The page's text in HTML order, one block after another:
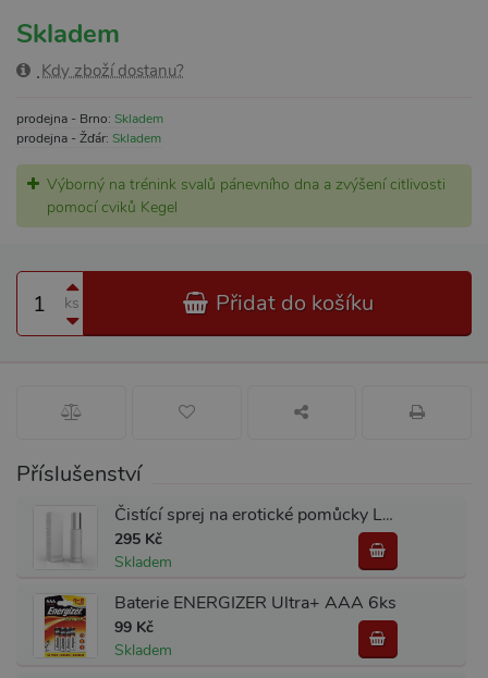
Skladem
Kdy zboží dostanu?
prodejna - Brno: Skladem
prodejna - Žďár: Skladem
Výborný na trénink svalů pánevního dna a zvýšení citlivosti
pomocí cviků Kegel
ks Přidat do košíku
Příslušenství
Čistící sprej na erotické pomůcky LELO Antibacterial Cleaning Spray 60ml
295 Kč
Skladem
Baterie ENERGIZER Ultra+ AAA 6ks
99 Kč
Skladem